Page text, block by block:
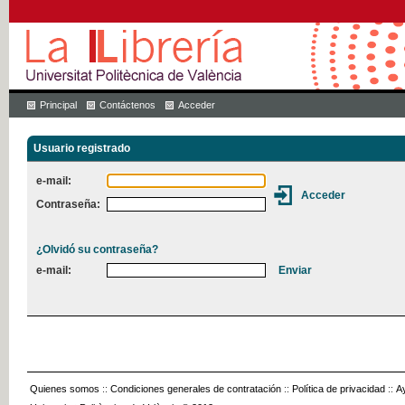
Principal Contáctenos Acceder
Usuario registrado
e-mail:
Contraseña:
¿Olvidó su contraseña?
e-mail:
Quienes somos :: Condiciones generales de contratación :: Política de privacidad ::